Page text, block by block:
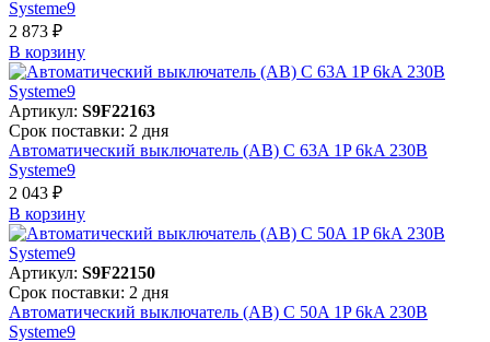
Systeme9
2 873 ₽
В корзинy
Артикул: S9F22163
Срок поставки: 2 дня
Автоматический выключатель (АВ) C 63A 1P 6kA 230В
Systeme9
2 043 ₽
В корзинy
Артикул: S9F22150
Срок поставки: 2 дня
Автоматический выключатель (АВ) C 50A 1P 6kA 230В
Systeme9